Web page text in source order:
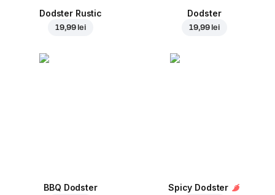
Dodster Rustic
19,99 lei
Dodster
19,99 lei
BBQ Dodster Spicy Dodster